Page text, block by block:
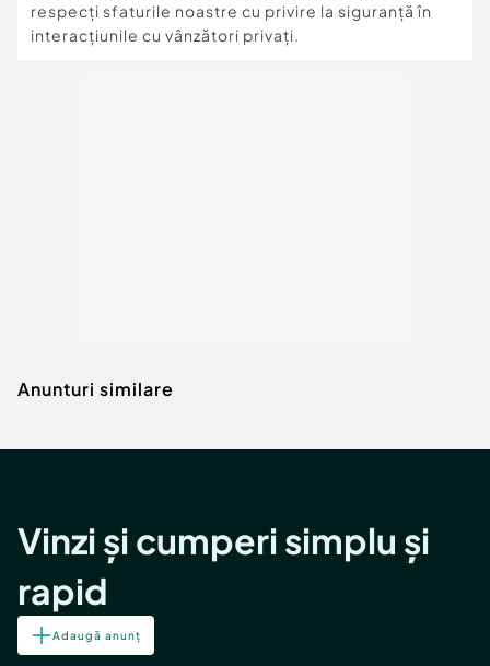
respecți sfaturile noastre cu privire la siguranță în
interacțiunile cu vânzători privați.
Anunturi similare
Vinzi și cumperi simplu și
rapid
Adaugă anunț